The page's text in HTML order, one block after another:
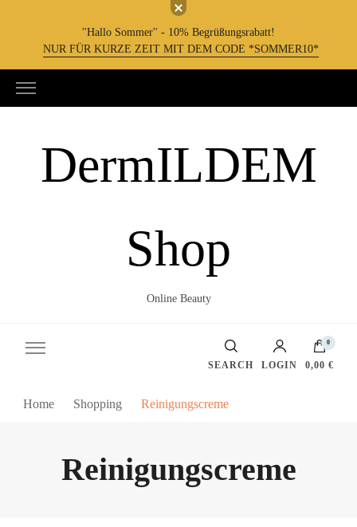
''Hallo Sommer'' - 10% Begrüßungsrabatt!
NUR FÜR KURZE ZEIT MIT DEM CODE *SOMMER10*
DermILDEM
Shop
Online Beauty
SEARCH LOGIN
0
0,00 €
Home Shopping Reinigungscreme
Reinigungscreme